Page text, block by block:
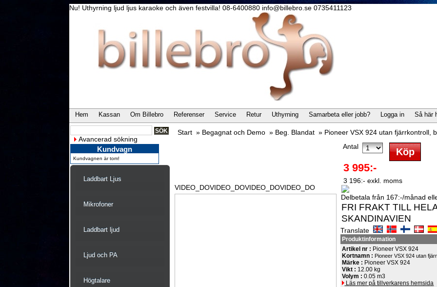
Nu! Uthyrning ljud ljus karaoke och även festvilla! 08-6400880 info@billebro.se 0735411123
Hem Kassan Om Billebro Referenser Service Retur Uthyrning Samarbeta eller jobb? Logga in Så här
Avancerad sökning
Kundvagn
Kundvagnen är tom!
Laddbart Ljus
Mikrofoner
Laddbart ljud
Ljud och PA
Högtalare
Start » Begagnat och Demo » Beg. Blandat » Pioneer VSX 924 utan fjärrkontroll,
VIDEO_DOVIDEO_DOVIDEO_DOVIDEO_DO
Antal
3 995:-
3 196:- exkl. moms
Delbetala från 167:-/månad
FRI FRAKT TILL
SKANDINAVIEN
Translate
Produktinformation
Artikel nr : Pioneer VSX 924
Kortnamn : Pioneer VSX 924 utan
Märke : Pioneer VSX 924
Vikt : 12.00 kg
Volym :0.05 m3
Läs mer på tillverkarens hemsida